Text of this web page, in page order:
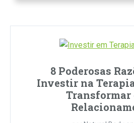
8 Poderosas
Investir na
Transformar